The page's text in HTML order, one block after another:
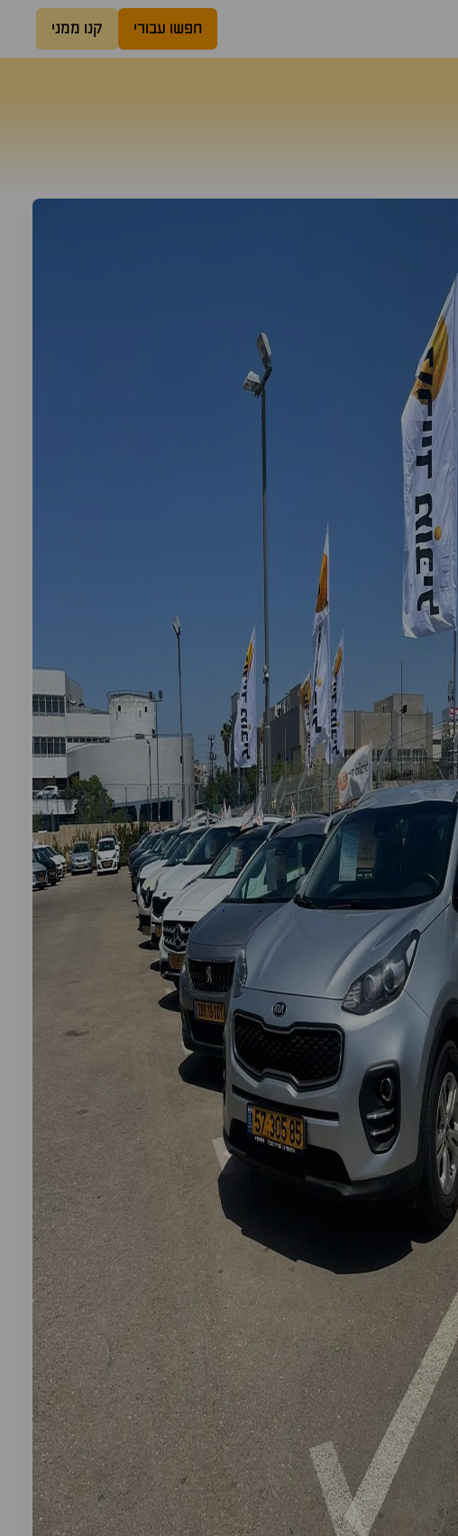
חפשו עבורי קנו ממני